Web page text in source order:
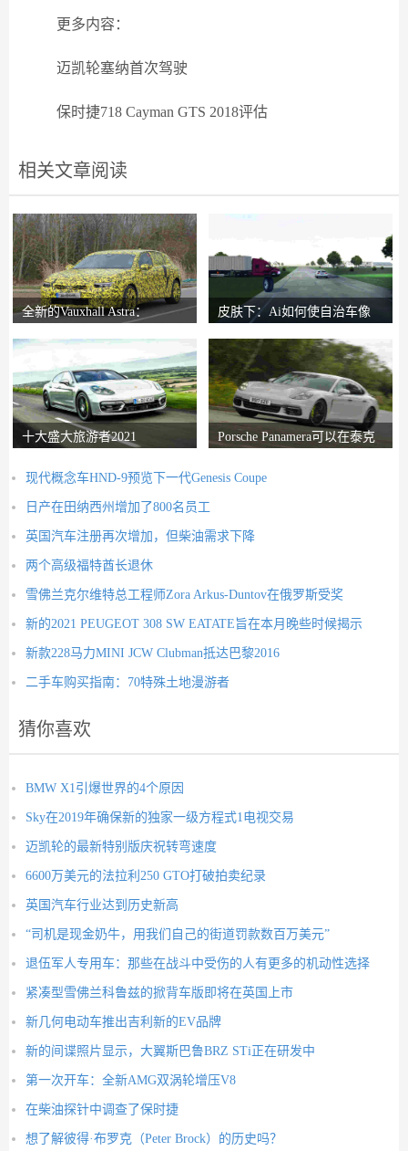
更多内容：
迈凯轮塞纳首次驾驶
保时捷718 Cayman GTS 2018评估
相关文章阅读
全新的Vauxhall Astra：
皮肤下：Ai如何使自治车像
十大盛大旅游者2021
Porsche Panamera可以在泰克
现代概念车HND-9预览下一代Genesis Coupe
日产在田纳西州增加了800名员工
英国汽车注册再次增加，但柴油需求下降
两个高级福特酋长退休
雪佛兰克尔维特总工程师Zora Arkus-Duntov在俄罗斯受奖
新的2021 PEUGEOT 308 SW EATATE旨在本月晚些时候揭示
新款228马力MINI JCW Clubman抵达巴黎2016
二手车购买指南：70特殊土地漫游者
猜你喜欢
BMW X1引爆世界的4个原因
Sky在2019年确保新的独家一级方程式1电视交易
迈凯轮的最新特别版庆祝转弯速度
6600万美元的法拉利250 GTO打破拍卖纪录
英国汽车行业达到历史新高
“司机是现金奶牛，用我们自己的街道罚款数百万美元”
退伍军人专用车：那些在战斗中受伤的人有更多的机动性选择
紧凑型雪佛兰科鲁兹的掀背车版即将在英国上市
新几何电动车推出吉利新的EV品牌
新的间谍照片显示，大翼斯巴鲁BRZ STi正在研发中
第一次开车：全新AMG双涡轮增压V8
在柴油探针中调查了保时捷
想了解彼得·布罗克（Peter Brock）的历史吗？